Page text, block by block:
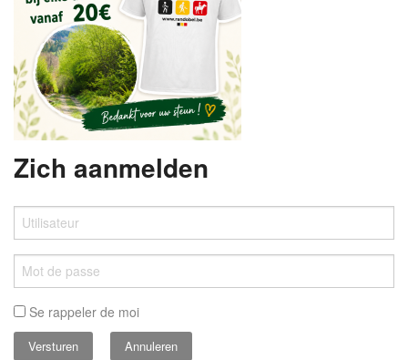
GRATIS REGISTRATIE
WACHTWOORD VERGETEN
Zich aanmelden
Se rappeler de moi
Annuleren